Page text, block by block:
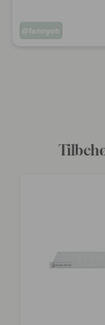
Innlegg
fannyob